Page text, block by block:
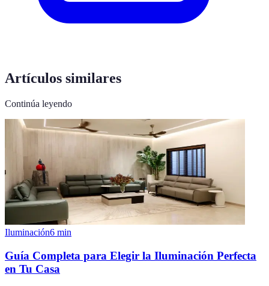
Artículos similares
Continúa leyendo
Iluminación6 min
Guía Completa para Elegir la Iluminación Perfecta
en Tu Casa